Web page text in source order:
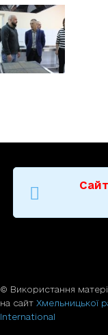
© Використання
на сайт Хмельницької
International